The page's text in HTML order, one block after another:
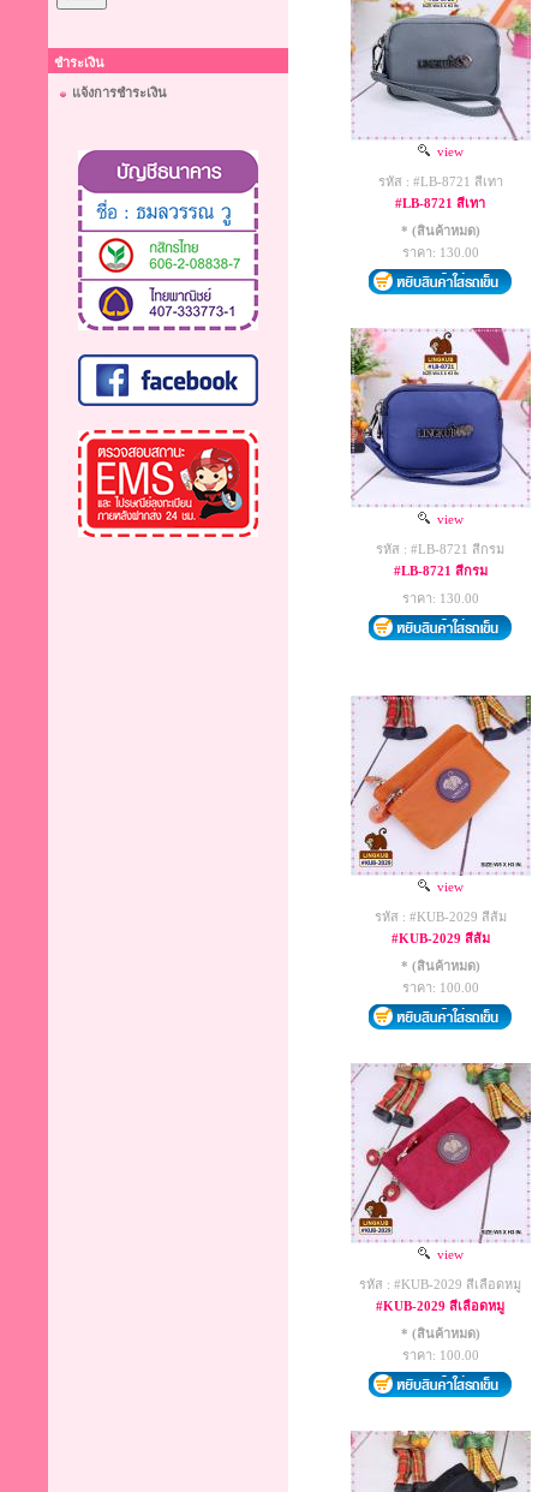
ชำระเงิน
แจ้งการชำระเงิน
view
รหัส : #LB-8721 สีเทา
#LB-8721 สีเทา
* (สินค้าหมด)
ราคา: 130.00
view
รหัส : #LB-8721 สีกรม
#LB-8721 สีกรม
ราคา: 130.00
view
รหัส : #KUB-2029 สีส้ม
#KUB-2029 สีส้ม
* (สินค้าหมด)
ราคา: 100.00
view
รหัส : #KUB-2029 สีเลือดหมู
#KUB-2029 สีเลือดหมู
* (สินค้าหมด)
ราคา: 100.00